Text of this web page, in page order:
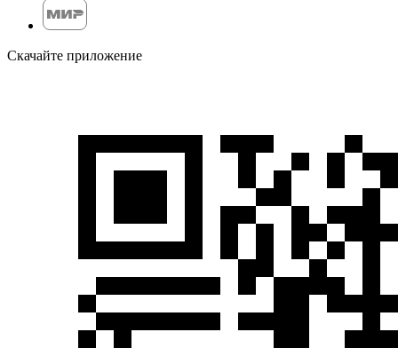
Скачайте приложение